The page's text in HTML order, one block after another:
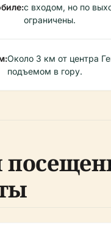
с входом, но по
ограничены.
Около 3 км от центра
подъемом в гору.